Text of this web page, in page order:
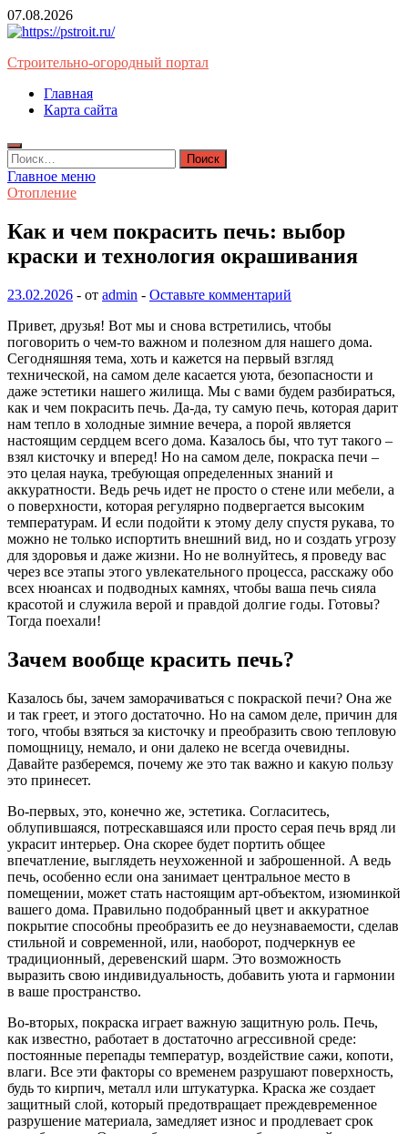
Перейти
к
07.08.2026
Строительно-огородный портал
Главная
Карта сайта
Найти:
Главное меню
Отопление
Как и чем покрасить печь: выбор
краски и технология окрашивания
23.02.2026 - от admin - Оставьте комментарий
Привет, друзья! Вот мы и снова встретились, чтобы
поговорить о чем-то важном и полезном для нашего дома.
Сегодняшняя тема, хоть и кажется на первый взгляд
технической, на самом деле касается уюта, безопасности и
даже эстетики нашего жилища. Мы с вами будем разбираться,
как и чем покрасить печь. Да-да, ту самую печь, которая дарит
нам тепло в холодные зимние вечера, а порой является
настоящим сердцем всего дома. Казалось бы, что тут такого –
взял кисточку и вперед! Но на самом деле, покраска печи –
это целая наука, требующая определенных знаний и
аккуратности. Ведь речь идет не просто о стене или мебели, а
о поверхности, которая регулярно подвергается высоким
температурам. И если подойти к этому делу спустя рукава, то
можно не только испортить внешний вид, но и создать угрозу
для здоровья и даже жизни. Но не волнуйтесь, я проведу вас
через все этапы этого увлекательного процесса, расскажу обо
всех нюансах и подводных камнях, чтобы ваша печь сияла
красотой и служила верой и правдой долгие годы. Готовы?
Тогда поехали!
Зачем вообще красить печь?
Казалось бы, зачем заморачиваться с покраской печи? Она же
и так греет, и этого достаточно. Но на самом деле, причин для
того, чтобы взяться за кисточку и преобразить свою тепловую
помощницу, немало, и они далеко не всегда очевидны.
Давайте разберемся, почему же это так важно и какую пользу
это принесет.
Во-первых, это, конечно же, эстетика. Согласитесь,
облупившаяся, потрескавшаяся или просто серая печь вряд ли
украсит интерьер. Она скорее будет портить общее
впечатление, выглядеть неухоженной и заброшенной. А ведь
печь, особенно если она занимает центральное место в
помещении, может стать настоящим арт-объектом, изюминкой
вашего дома. Правильно подобранный цвет и аккуратное
покрытие способны преобразить ее до неузнаваемости, сделав
стильной и современной, или, наоборот, подчеркнув ее
традиционный, деревенский шарм. Это возможность
выразить свою индивидуальность, добавить уюта и гармонии
в ваше пространство.
Во-вторых, покраска играет важную защитную роль. Печь,
как известно, работает в достаточно агрессивной среде:
постоянные перепады температур, воздействие сажи, копоти,
влаги. Все эти факторы со временем разрушают поверхность,
будь то кирпич, металл или штукатурка. Краска же создает
защитный слой, который предотвращает преждевременное
разрушение материала, замедляет износ и продлевает срок